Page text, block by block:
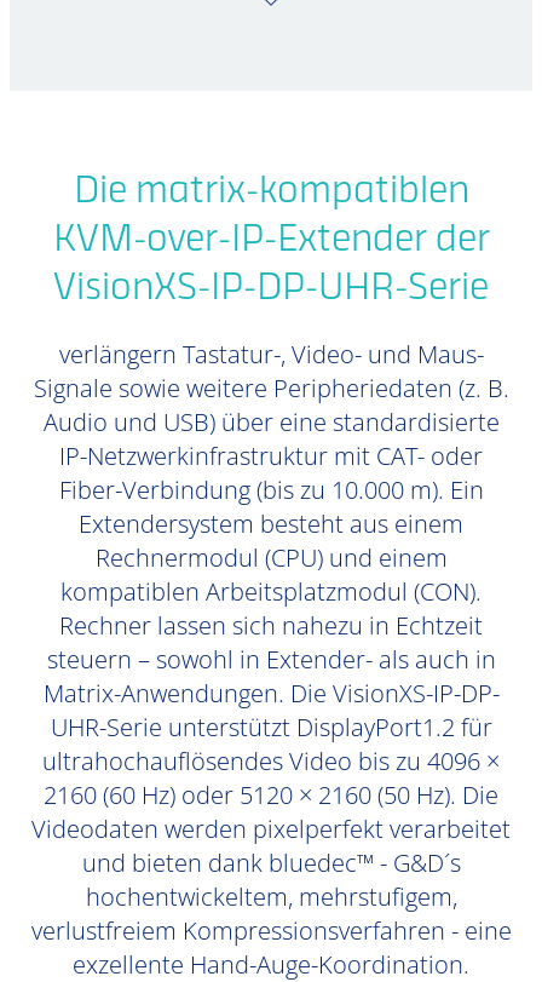
Die matrix-kompatiblen
KVM-over-IP-Extender der
VisionXS-IP-DP-UHR-Serie
verlängern Tastatur-, Video- und Maus-
Signale sowie weitere Peripheriedaten (z. B.
Audio und USB) über eine standardisierte
IP-Netzwerkinfrastruktur mit CAT- oder
Fiber-Verbindung (bis zu 10.000 m). Ein
Extendersystem besteht aus einem
Rechnermodul (CPU) und einem
kompatiblen Arbeitsplatzmodul (CON).
Rechner lassen sich nahezu in Echtzeit
steuern – sowohl in Extender- als auch in
Matrix-Anwendungen. Die VisionXS-IP-DP-
UHR-Serie unterstützt DisplayPort1.2 für
ultrahochauflösendes Video bis zu 4096 ×
2160 (60 Hz) oder 5120 × 2160 (50 Hz). Die
Videodaten werden pixelperfekt verarbeitet
und bieten dank bluedec™ - G&D´s
hochentwickeltem, mehrstufigem,
verlustfreiem Kompressionsverfahren - eine
exzellente Hand-Auge-Koordination.